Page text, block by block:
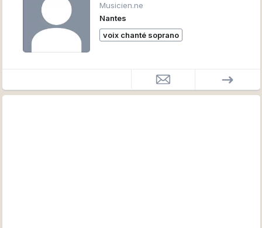
Musicien.ne
Nantes
voix chanté soprano